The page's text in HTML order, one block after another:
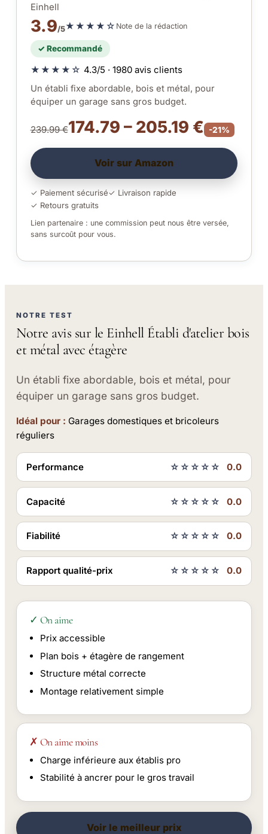
Einhell
3.9/5★★★★☆ Note de la rédaction
✓ Recommandé
★★★★☆ 4.3/5 · 1980 avis clients
Un établi fixe abordable, bois et métal, pour
équiper un garage sans gros budget.
239.99 €174.79 – 205.19 € -21%
Voir sur Amazon
✓ Paiement sécurisé✓ Livraison rapide
✓ Retours gratuits
Lien partenaire : une commission peut nous être versée,
sans surcoût pour vous.
NOTRE TEST
Notre avis sur le Einhell Établi d'atelier bois
et métal avec étagère
Un établi fixe abordable, bois et métal, pour
équiper un garage sans gros budget.
Idéal pour : Garages domestiques et bricoleurs
réguliers
Performance ☆☆☆☆☆ 0.0
Capacité ☆☆☆☆☆ 0.0
Fiabilité ☆☆☆☆☆ 0.0
Rapport qualité-prix ☆☆☆☆☆ 0.0
✓ On aime
Prix accessible
Plan bois + étagère de rangement
Structure métal correcte
Montage relativement simple
✗ On aime moins
Charge inférieure aux établis pro
Stabilité à ancrer pour le gros travail
Voir le meilleur prix